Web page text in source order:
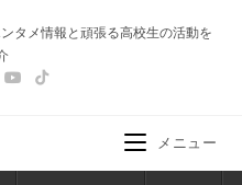
タメ情報と頑張る高校生の活動を
メニュー